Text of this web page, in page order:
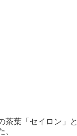
茶葉「セイロン」と
、